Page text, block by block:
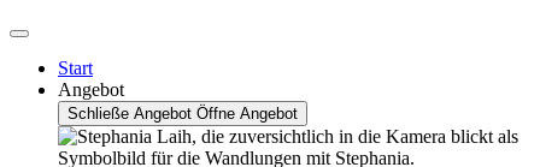
Start
Angebot
Schließe Angebot Öffne Angebot